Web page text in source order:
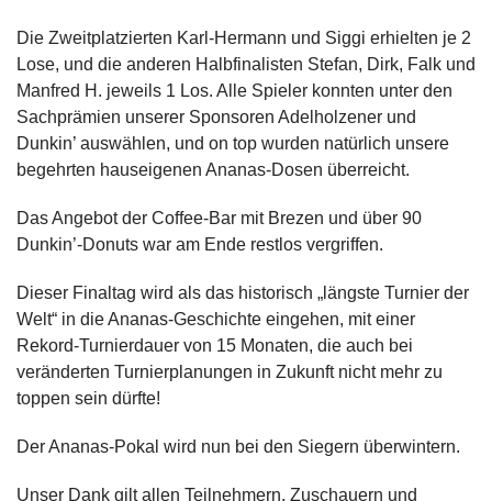
Die Zweitplatzierten Karl-Hermann und Siggi erhielten je 2
Lose, und die anderen Halbfinalisten Stefan, Dirk, Falk und
Manfred H. jeweils 1 Los. Alle Spieler konnten unter den
Sachprämien unserer Sponsoren Adelholzener und
Dunkin’ auswählen, und on top wurden natürlich unsere
begehrten hauseigenen Ananas-Dosen überreicht.
Das Angebot der Coffee-Bar mit Brezen und über 90
Dunkin’-Donuts war am Ende restlos vergriffen.
Dieser Finaltag wird als das historisch „längste Turnier der
Welt“ in die Ananas-Geschichte eingehen, mit einer
Rekord-Turnierdauer von 15 Monaten, die auch bei
veränderten Turnierplanungen in Zukunft nicht mehr zu
toppen sein dürfte!
Der Ananas-Pokal wird nun bei den Siegern überwintern.
Unser Dank gilt allen Teilnehmern, Zuschauern und